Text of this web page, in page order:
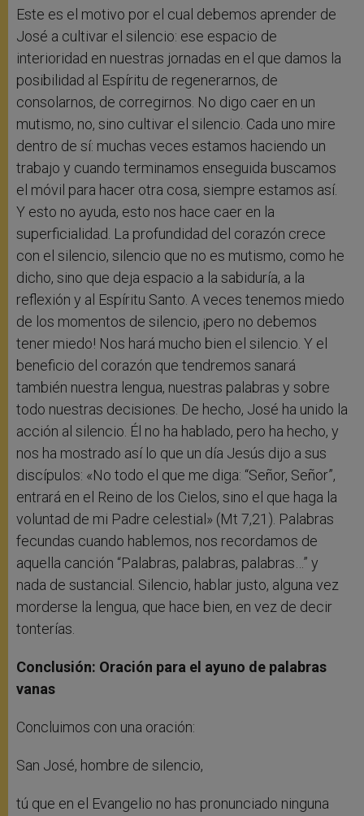
Este es el motivo por el cual debemos aprender de
José a cultivar el silencio: ese espacio de
interioridad en nuestras jornadas en el que damos la
posibilidad al Espíritu de regenerarnos, de
consolarnos, de corregirnos. No digo caer en un
mutismo, no, sino cultivar el silencio. Cada uno mire
dentro de sí: muchas veces estamos haciendo un
trabajo y cuando terminamos enseguida buscamos
el móvil para hacer otra cosa, siempre estamos así.
Y esto no ayuda, esto nos hace caer en la
superficialidad. La profundidad del corazón crece
con el silencio, silencio que no es mutismo, como he
dicho, sino que deja espacio a la sabiduría, a la
reflexión y al Espíritu Santo. A veces tenemos miedo
de los momentos de silencio, ¡pero no debemos
tener miedo! Nos hará mucho bien el silencio. Y el
beneficio del corazón que tendremos sanará
también nuestra lengua, nuestras palabras y sobre
todo nuestras decisiones. De hecho, José ha unido la
acción al silencio. Él no ha hablado, pero ha hecho, y
nos ha mostrado así lo que un día Jesús dijo a sus
discípulos: «No todo el que me diga: “Señor, Señor”,
entrará en el Reino de los Cielos, sino el que haga la
voluntad de mi Padre celestial» (Mt 7,21). Palabras
fecundas cuando hablemos, nos recordamos de
aquella canción “Palabras, palabras, palabras…” y
nada de sustancial. Silencio, hablar justo, alguna vez
morderse la lengua, que hace bien, en vez de decir
tonterías.
Conclusión: Oración para el ayuno de palabras
vanas
Concluimos con una oración:
San José, hombre de silencio,
tú que en el Evangelio no has pronunciado ninguna